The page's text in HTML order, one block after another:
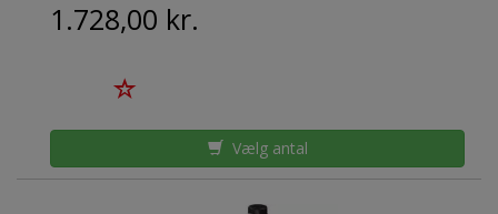
1.728,00 kr.
Vælg antal